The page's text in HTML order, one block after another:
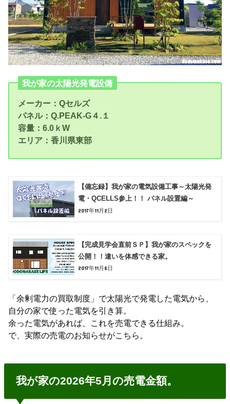
我が家の太陽光発電設備
メーカー：Qセルズ
パネル：Q.PEAK-G４.１
容量：6.0ｋW
エリア：香川県東部
【備忘録】我が家の電気設備工事～太陽光発
電・QCELLS参上！！ パネル設置編～
2017年11月2日
【完成見学会直前ＳＰ】我が家のスペックを
公開！！違いを体感できる家。
2017年11月8日
「余剰電力の買取制度」で太陽光で発電した電気から、
自分の家で使った電気を引き算。
余った電気があれば、これを売電できる仕組み。
で、実際の売電のお知らせがこちら。
我が家の2026年5月の売電金額。